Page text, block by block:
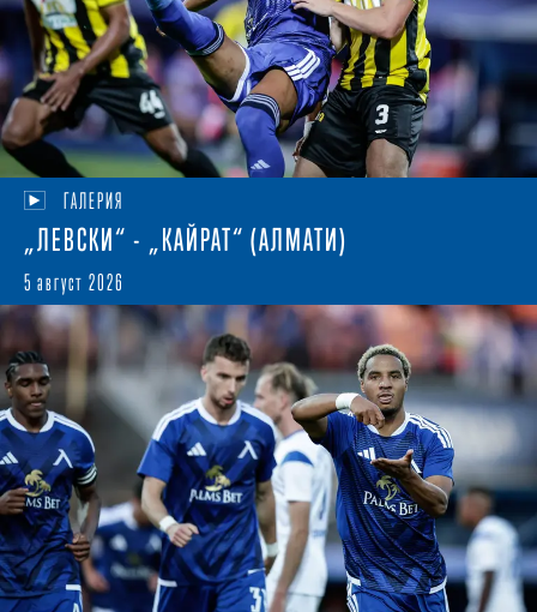
ГАЛЕРИЯ
„ЛЕВСКИ“ - „КАЙРАТ“ (АЛМАТИ)
5 август 2026